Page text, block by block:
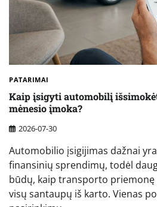
PATARIMAI
Kaip įsigyti automobilį
mėnesio įmoka?
2026-07-30
Automobilio įsigijimas dažnai
finansinių sprendimų, todėl
būdų, kaip transporto
visų santaupų iš karto. Vienas